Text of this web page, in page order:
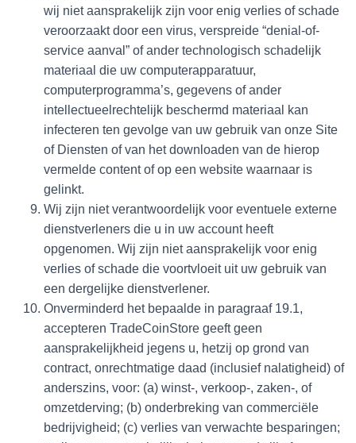
wij niet aansprakelijk zijn voor enig verlies of schade
veroorzaakt door een virus, verspreide “denial-of-
service aanval” of ander technologisch schadelijk
materiaal die uw computerapparatuur,
computerprogramma’s, gegevens of ander
intellectueelrechtelijk beschermd materiaal kan
infecteren ten gevolge van uw gebruik van onze Site
of Diensten of van het downloaden van de hierop
vermelde content of op een website waarnaar is
gelinkt.
Wij zijn niet verantwoordelijk voor eventuele externe
dienstverleners die u in uw account heeft
opgenomen. Wij zijn niet aansprakelijk voor enig
verlies of schade die voortvloeit uit uw gebruik van
een dergelijke dienstverlener.
Onverminderd het bepaalde in paragraaf 19.1,
accepteren TradeCoinStore geeft geen
aansprakelijkheid jegens u, hetzij op grond van
contract, onrechtmatige daad (inclusief nalatigheid) of
anderszins, voor: (a) winst-, verkoop-, zaken-, of
omzetderving; (b) onderbreking van commerciële
bedrijvigheid; (c) verlies van verwachte besparingen;